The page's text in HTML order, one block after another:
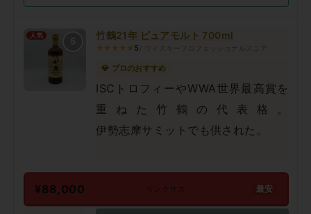
人気 竹鶴21年 ピュアモルト 700ml
★★★★★ 5
💎 プロのおすすめ
ISCトロフィーやWWA世界最高賞を
重ねた竹鶴の代表格。
伊勢志摩サミットでも供された。
¥88,000 リンクサス 最安